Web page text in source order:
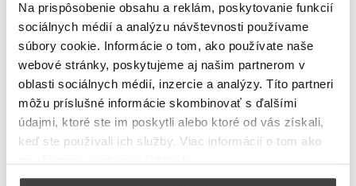
Na prispôsobenie obsahu a reklám, poskytovanie funkcií
sociálnych médií a analýzu návštevnosti používame
súbory cookie. Informácie o tom, ako používate naše
webové stránky, poskytujeme aj našim partnerom v
oblasti sociálnych médií, inzercie a analýzy. Títo partneri
môžu príslušné informácie skombinovať s ďalšími
údajmi, ktoré ste im poskytli alebo ktoré od vás získali,
keď ste používali ich služby. Viac informácií o tom ako
Zadajte ulicu a číslopre zobrazenie ponuky internetu v lokalite
Modra
Zoznam ulíc v meste Modra
Ulica
Družstevná
Dukelská
Hrnčiarska
Kalinčiakova
Komenského
Podhorská